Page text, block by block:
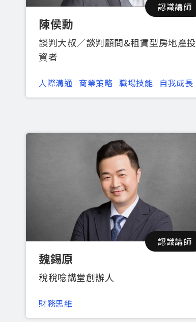
認識講師
陳侯勳
談判大叔／談判顧問&租賃型房地產投
資者
人際溝通 商業策略 職場技能 自我成長
認識講師
魏錫原
稅稅唸講堂創辦人
財務思維